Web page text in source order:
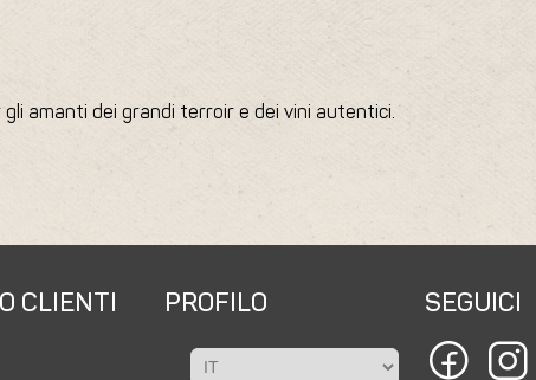
amanti dei grandi terroir e dei vini autentici.
CLIENTI PROFILO SEGUICI